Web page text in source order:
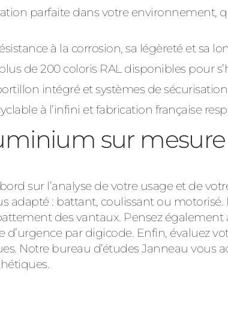
parfaite dans votre environnement,
à la corrosion, sa légèreté et sa
de 200 coloris RAL disponibles pour
intégré et systèmes de
à l’infini et fabrication française
sur mesure
sur l’analyse de votre usage et de
adapté : battant, coulissant ou
des vantaux. Pensez
par digicode. Enfin, évaluez
Notre bureau d’études Janneau